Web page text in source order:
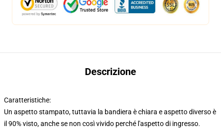
Descrizione
Caratteristiche:
Un aspetto stampato, tuttavia la bandiera è chiara e aspetto diverso è
il 90% visto, anche se non così vivido perché l'aspetto di ingresso.